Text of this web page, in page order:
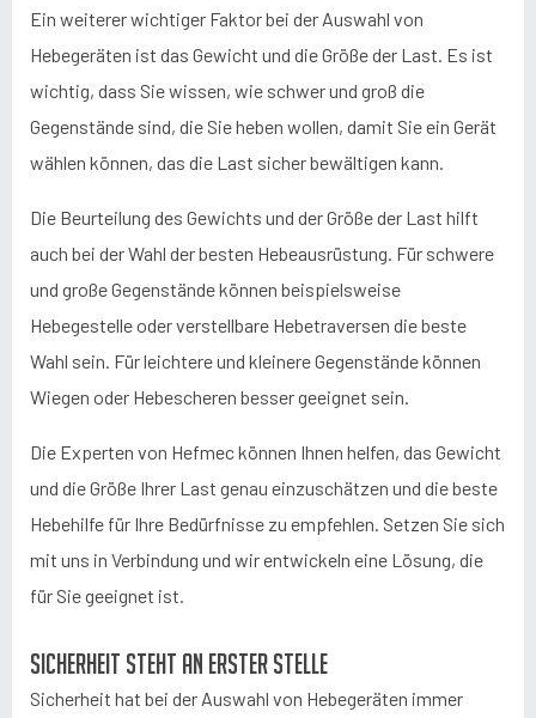
Ein weiterer wichtiger Faktor bei der Auswahl von
Hebegeräten ist das Gewicht und die Größe der Last. Es ist
wichtig, dass Sie wissen, wie schwer und groß die
Gegenstände sind, die Sie heben wollen, damit Sie ein Gerät
wählen können, das die Last sicher bewältigen kann.
Die Beurteilung des Gewichts und der Größe der Last hilft
auch bei der Wahl der besten Hebeausrüstung. Für schwere
und große Gegenstände können beispielsweise
Hebegestelle oder verstellbare Hebetraversen die beste
Wahl sein. Für leichtere und kleinere Gegenstände können
Wiegen oder Hebescheren besser geeignet sein.
Die Experten von Hefmec können Ihnen helfen, das Gewicht
und die Größe Ihrer Last genau einzuschätzen und die beste
Hebehilfe für Ihre Bedürfnisse zu empfehlen. Setzen Sie sich
mit uns in Verbindung und wir entwickeln eine Lösung, die
für Sie geeignet ist.
Sicherheit steht an erster Stelle
Sicherheit hat bei der Auswahl von Hebegeräten immer